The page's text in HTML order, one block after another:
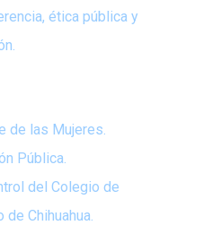
ética pública y
de las Mujeres.
Pública.
del Colegio de
Chihuahua.